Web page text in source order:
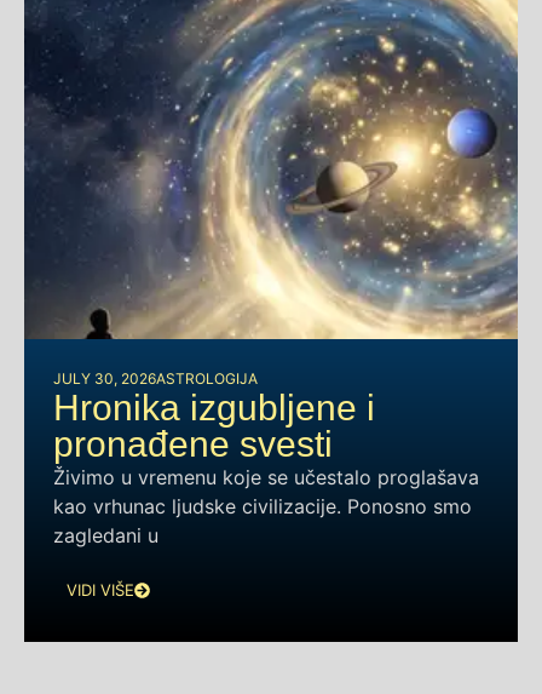
JULY 30, 2026ASTROLOGIJA
Hronika izgubljene i
pronađene svesti
Živimo u vremenu koje se učestalo proglašava
kao vrhunac ljudske civilizacije. Ponosno smo
zagledani u
VIDI VIŠE